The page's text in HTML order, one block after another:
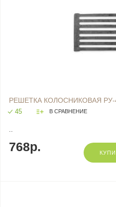
РЕШЕТКА КОЛОСНИКОВАЯ РУ-
45 В СРАВНЕНИЕ
..
768р.